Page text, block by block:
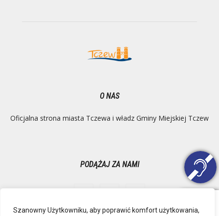
Szanowny Użytkowniku, aby poprawić komfort użytkowania,
O NAS
Oficjalna strona miasta Tczewa i władz Gminy Miejskiej Tczew
PODĄŻAJ ZA NAMI